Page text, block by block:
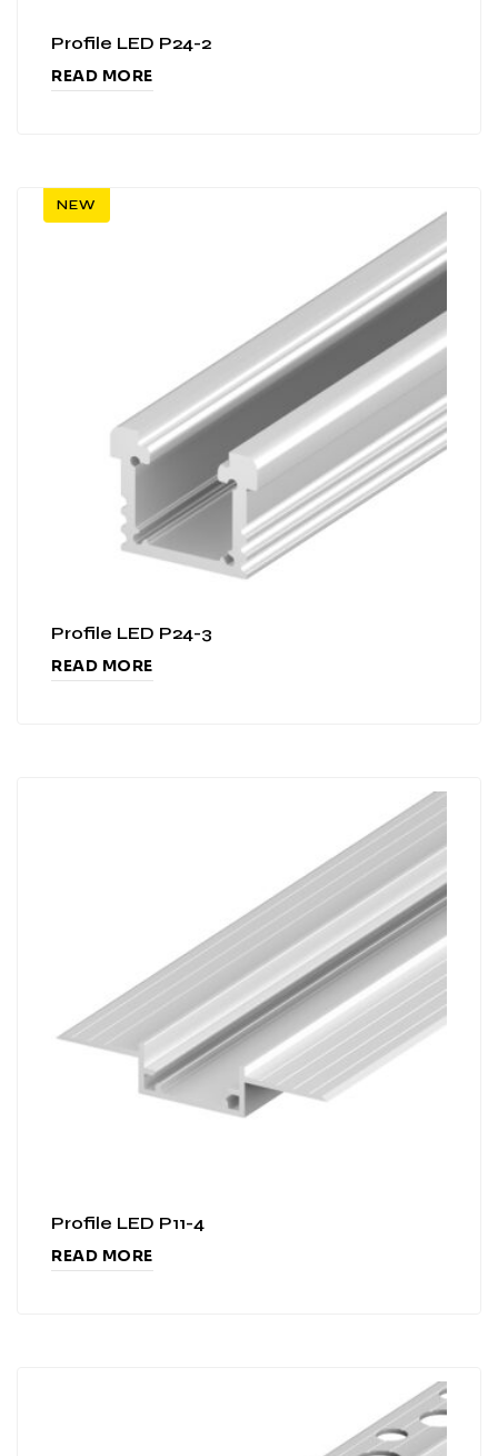
Profile LED P24-2
READ MORE
NEW
Profile LED P24-3
READ MORE
Profile LED P11-4
READ MORE